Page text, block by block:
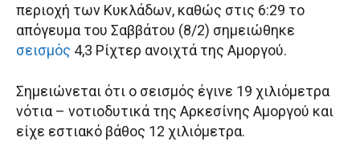
περιοχή των Κυκλάδων, καθώς στις 6:29 το
απόγευμα του Σαββάτου (8/2) σημειώθηκε
σεισμός 4,3 Ρίχτερ ανοιχτά της Αμοργού.
Σημειώνεται ότι ο σεισμός έγινε 19 χιλιόμετρα
νότια – νοτιοδυτικά της Αρκεσίνης Αμοργού και
είχε εστιακό βάθος 12 χιλιόμετρα.